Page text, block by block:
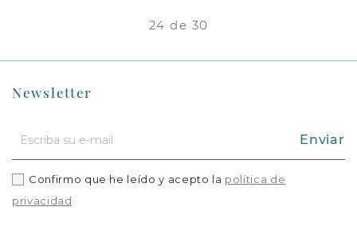
24 de 30
Newsletter
Enviar
Confirmo que he leído y acepto la política de
privacidad